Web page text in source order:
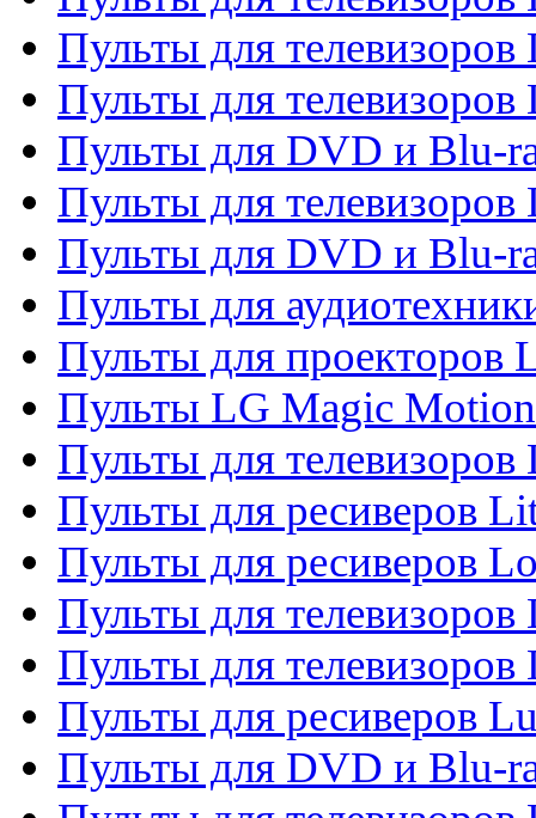
Пульты для телевизоров
Пульты для телевизоров
Пульты для DVD и Blu-
Пульты для телевизоров
Пульты для DVD и Blu-
Пульты для
Пульты для проекторов
Пульты LG Magic Motion
Пульты для
Пульты для ресиверов
Пульты для ресиверов
Пульты для телевизоров
Пульты для
Пульты для ресиверов
Пульты для DVD и Blu-